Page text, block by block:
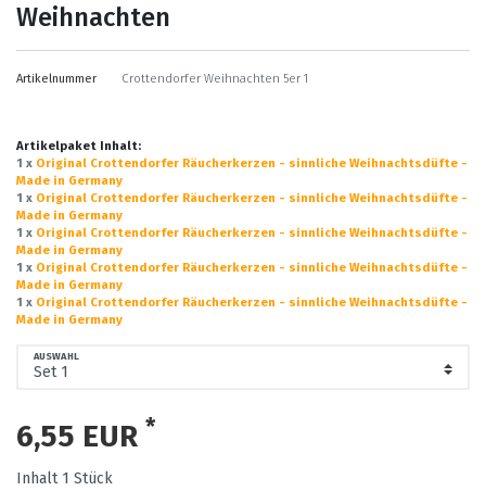
Weihnachten
Artikelnummer Crottendorfer Weihnachten 5er 1
Artikelpaket Inhalt:
1 x Original Crottendorfer Räucherkerzen - sinnliche Weihnachtsdüfte -
Made in Germany
1 x Original Crottendorfer Räucherkerzen - sinnliche Weihnachtsdüfte -
Made in Germany
1 x Original Crottendorfer Räucherkerzen - sinnliche Weihnachtsdüfte -
Made in Germany
1 x Original Crottendorfer Räucherkerzen - sinnliche Weihnachtsdüfte -
Made in Germany
1 x Original Crottendorfer Räucherkerzen - sinnliche Weihnachtsdüfte -
Made in Germany
AUSWAHL
6,55 EUR *
Inhalt 1 Stück